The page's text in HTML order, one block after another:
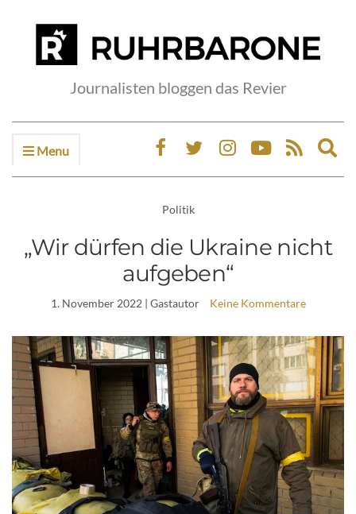
Journalisten bloggen das Revier
Menu
Politik
„Wir dürfen die Ukraine nicht
aufgeben“
1. November 2022| Gastautor Keine Kommentare